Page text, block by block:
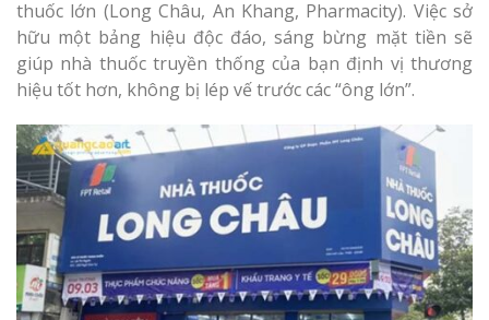
thuốc lớn (Long Châu, An Khang, Pharmacity). Việc sở
hữu một bảng hiệu độc đáo, sáng bừng mặt tiền sẽ
giúp nhà thuốc truyền thống của bạn định vị thương
hiệu tốt hơn, không bị lép vế trước các “ông lớn”.
Top 10 Mẫu
Hiệu Shop
Nghệ An Đẹp
Làm Bảng
Thuốc Nghệ An Chuẩn